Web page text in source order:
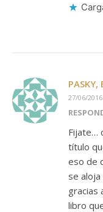
PASKY,
27/06/
Fijate…
título
eso de
se
gracias
libro